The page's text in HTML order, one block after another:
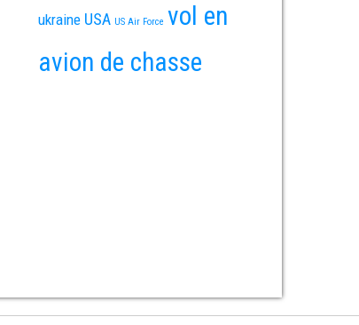
ukraine USA US Air Force vol en
avion de chasse